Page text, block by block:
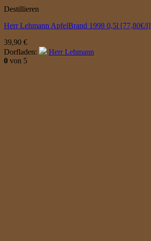
Destillieren
Herr Lehmann ApfelBrand 1998 0,5l [77,80€/l]
39,90 €
Dorfladen:
Herr Lehmann
0 von 5